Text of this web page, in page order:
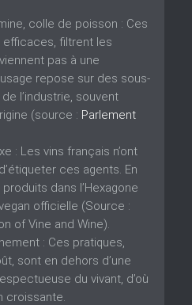
colle de poisson : Ces
filtrent les
pas à une
repose sur des sous-
l’industrie, souvent
(source : Parlement
: Les vins français n’ont
ces agents. En
dans l’Hexagone
officielle (Source :
of Vine and Wine).
: Ces pratiques,
sont en dehors d’une
du vivant, d’où
croissante.